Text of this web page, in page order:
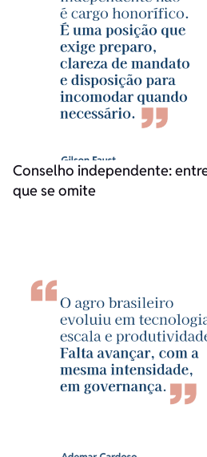
Conselho independente:
que se omite